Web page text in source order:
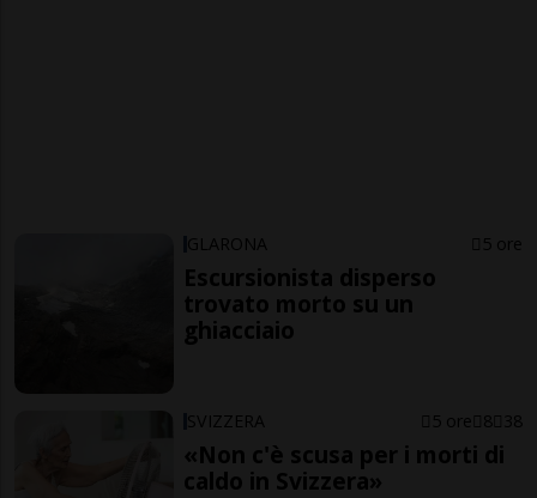
GLARONA 5 ore
Escursionista disperso
trovato morto su un
ghiacciaio
SVIZZERA 5 ore 8 38
«Non c'è scusa per i morti di
caldo in Svizzera»